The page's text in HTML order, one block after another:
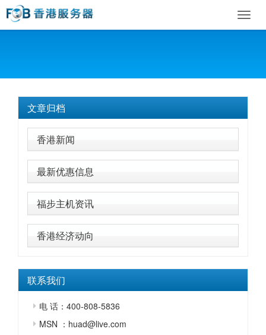
文章归档
香港新闻
最新优惠信息
福步主机资讯
香港经济动向
联系我们
电 话：400-808-5836
MSN ：huad@live.com